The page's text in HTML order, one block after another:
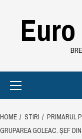
content
HOME STIRI
PRIMARUL
GRUPAREA GOLEAC. ȘEF